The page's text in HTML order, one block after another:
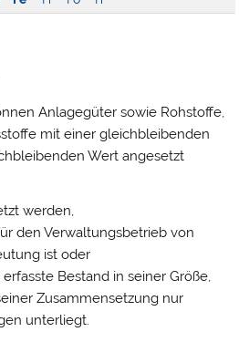
Anlagegüter sowie Rohstoffe,
mit einer gleichbleibenden
Wert angesetzt
werden,
den Verwaltungsbetrieb von
ist oder
Bestand in seiner Größe,
Zusammensetzung nur
unterliegt.